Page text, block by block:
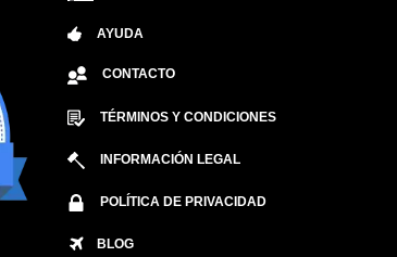
AYUDA
CONTACTO
TÉRMINOS Y CONDICIONES
INFORMACIÓN LEGAL
POLÍTICA DE PRIVACIDAD
BLOG